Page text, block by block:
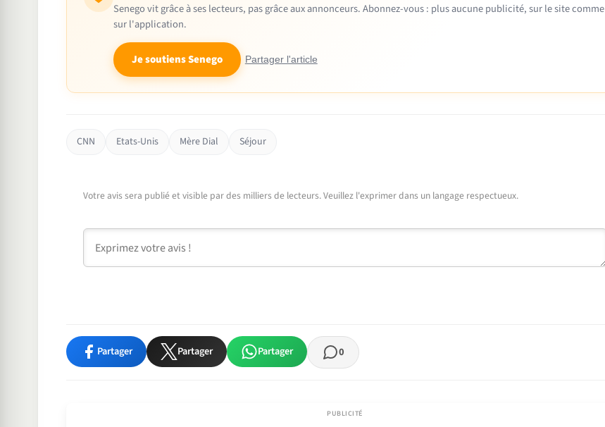
Senego vit grâce à ses lecteurs, pas grâce aux annonceurs. Abonnez-vous : plus aucune publicité, sur le site comme
sur l'application.
Je soutiens Senego Partager l'article
CNN Etats-Unis Mère Dial Séjour
Votre avis sera publié et visible par des milliers de lecteurs. Veuillez l'exprimer dans un langage respectueux.
Commentaire
Partager Partager Partager 0